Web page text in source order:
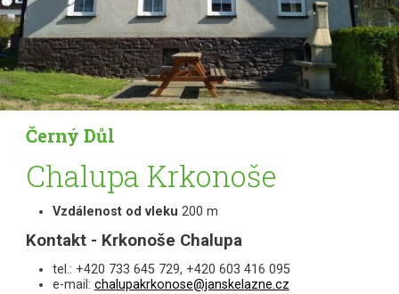
Černý Důl
Chalupa Krkonoše
Vzdálenost od vleku 200 m
Kontakt - Krkonoše Chalupa
tel.: +420 733 645 729, +420 603 416 095
e-mail: chalupakrkonose@janskelazne.cz